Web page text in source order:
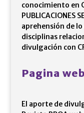
conocimiento en
PUBLICACIONES
aprehensión de
disciplinas
divulgación con
Pagina
El aporte de